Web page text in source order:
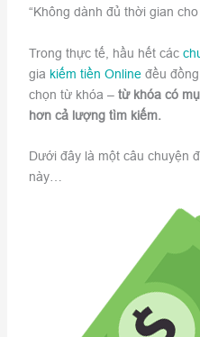
“Không dành đủ thời gian
Trong thực tế, hầu hết các
gia kiếm tiền Onlineđều đồng
chọn từ khóa – từ khóa có
hơn cả lượng tìm kiếm.
Dưới đây là một câu chuyện
này…